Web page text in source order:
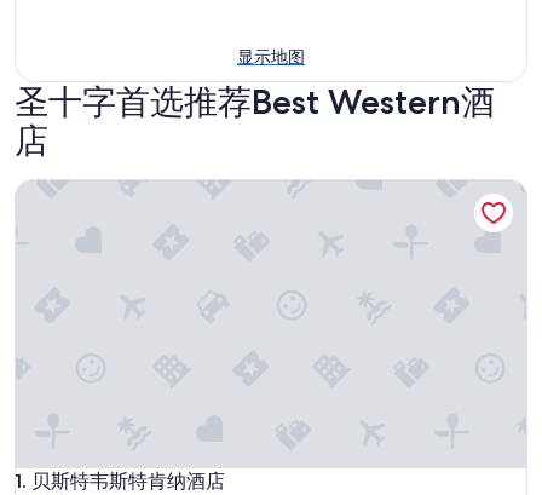
显示地图
圣十字首选推荐Best Western酒
店
1. 贝斯特韦斯特肯纳酒店
贝斯特韦斯特肯纳酒店
贝斯特韦斯特肯纳酒店